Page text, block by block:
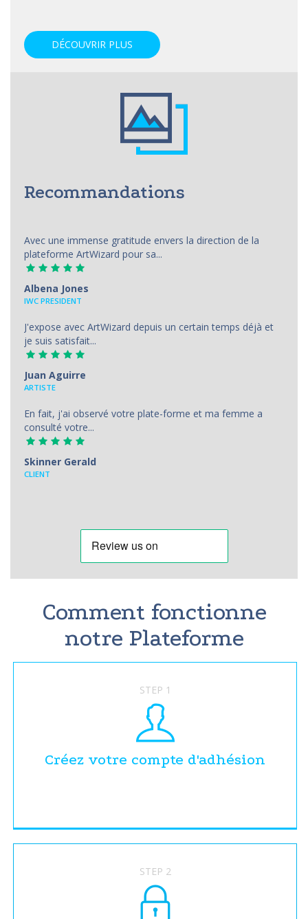
DÉCOUVRIR PLUS
Recommandations
Avec une immense gratitude envers la direction de la
plateforme ArtWizard pour sa...
Albena Jones
IWC PRESIDENT
J'expose avec ArtWizard depuis un certain temps déjà et
je suis satisfait...
Juan Aguirre
АRTISTE
En fait, j'ai observé votre plate-forme et ma femme a
consulté votre...
Skinner Gerald
CLIENT
Comment fonctionne
notre Plateforme
STEP 1
Créez votre compte d'adhésion
STEP 2